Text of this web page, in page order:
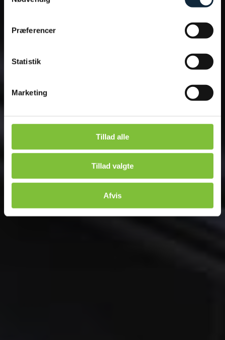
Præferencer
Statistik
Marketing
Tillad alle
Tillad valgte
Afvis